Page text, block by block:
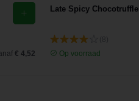
€ 4,52
Late Spicy Chocotruffle
Op voorraad